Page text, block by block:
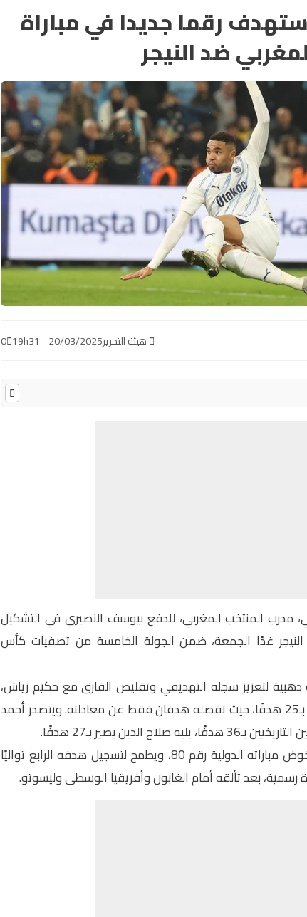
رقما جديدا في مباراة
ضد النيجر
هيئة التحرير20/03/2025 - 19h31
0
مدرب المنتخب المغربي، للدفع بيوسف النصيري في التشكيل
غدًا الجمعة، ضمن الجولة الخامسة من تصفيات كأس
لتعزيز سجله التهديفي وتقليص الفارق مع حكيم زياش،
هداف الجيل الحالي بـ25 هدفًا، حيث تفصله هدفان فقط عن معادلته. ويتصدر أحمد
صلاح الدين بصير بـ27 هدفًا.
المهاجم المغربي يخوض مباراته الدولية رقم 80، ويطمح لتسجيل هدفه الرابع تواليًا
رسمية، بعد تألقه أمام الغابون وأفريقيا الوسطى وليسوتو.